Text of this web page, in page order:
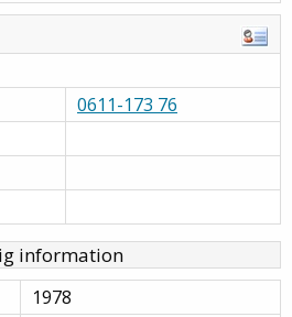
0611-173 76
information
1978